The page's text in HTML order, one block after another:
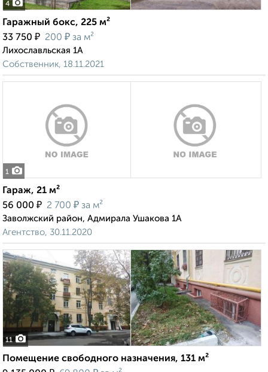
4
Гаражный бокс, 225 м²
33 750 ₽ 200 ₽ за м²
Лихославльская 1А
Собственник, 18.11.2021
1
Гараж, 21 м²
56 000 ₽ 2 700 ₽ за м²
Заволжский район, Адмирала Ушакова 1А
Агентство, 30.11.2020
11
Помещение свободного назначения, 131 м²